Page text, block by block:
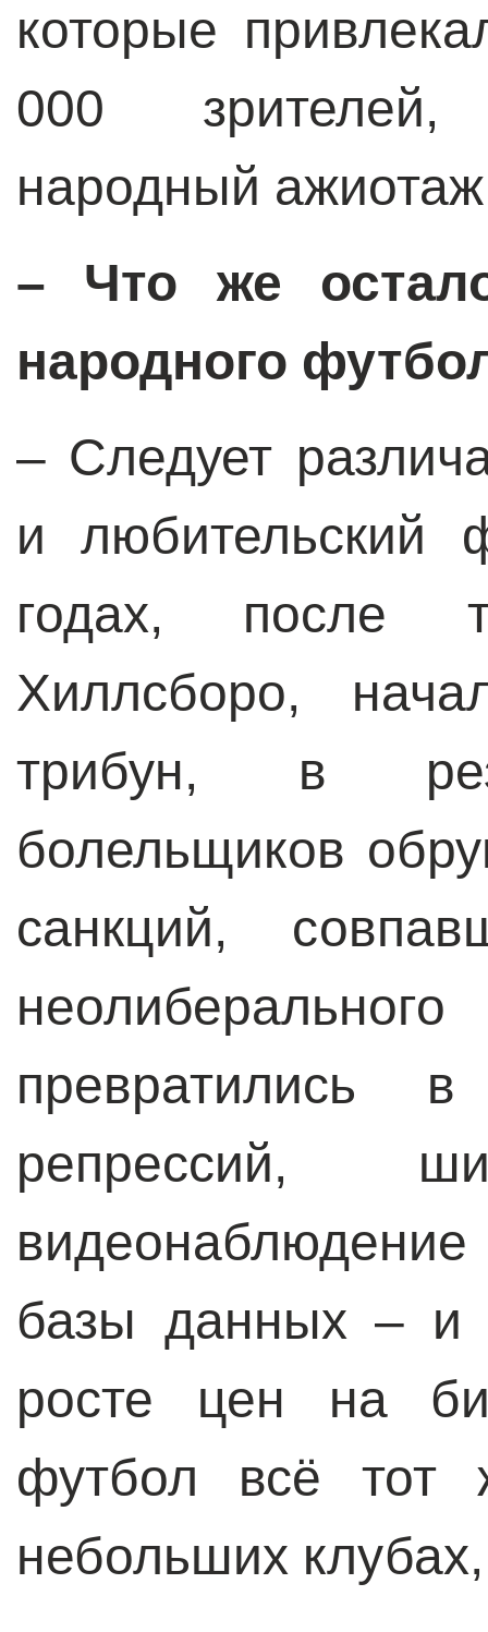
которые
000
народный
– Что же
народного
– Следует
и любительский
годах, после
Хиллсборо,
трибун, в
болельщиков
санкций,
превратились
репрессий,
базы данных – и
росте цен на
футбол всё тот
небольших